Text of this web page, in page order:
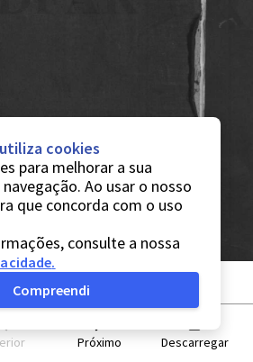
Próximo Descarregar
cookies
para melhorar a sua
Ao usar o nosso
que concorda com o uso
consulte a nossa
.
Compreendi